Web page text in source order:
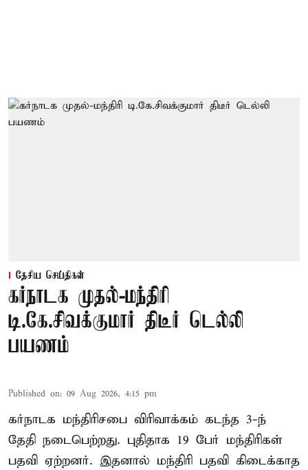
தேசிய செய்திகள்
கர்நாடக முதல்-மந்திரி
டி.கே.சிவக்குமார் திடீர் டெல்லி
பயணம்
Published on: 09 Aug 2026, 4:15 pm
கர்நாடக மந்திரிசபை விரிவாக்கம் கடந்த 3-ந்
தேதி நடைபெற்றது. புதிதாக 19 பேர் மந்திரிகள்
பதவி ஏற்றனர். இதனால் மந்திரி பதவி கிடைக்காத